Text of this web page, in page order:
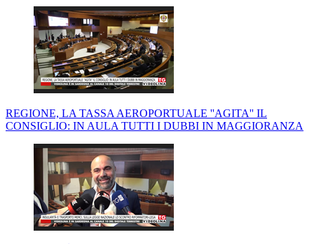
REGIONE, LA TASSA AEROPORTUALE ''AGITA'' IL
CONSIGLIO: IN AULA TUTTI I DUBBI IN MAGGIORANZA